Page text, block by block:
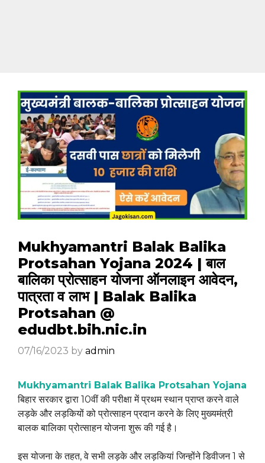
Mukhyamantri Balak Balika
Protsahan Yojana 2024 | बाल
बालिका प्रोत्साहन योजना ऑनलाइन आवेदन,
पात्रता व लाभ | Balak Balika
Protsahan @
edudbt.bih.nic.in
07/16/2023 by admin
Mukhyamantri Balak Balika Protsahan Yojana
बिहार सरकार द्वारा 10वीं की परीक्षा में प्रथम स्थान प्राप्त करने वाले
लड़के और लड़कियों को प्रोत्साहन प्रदान करने के लिए मुख्यमंत्री
बालक बालिका प्रोत्साहन योजना शुरू की गई है।
इस योजना के तहत, वे सभी लड़के और लड़कियां जिन्होंने डिवीजन 1 से